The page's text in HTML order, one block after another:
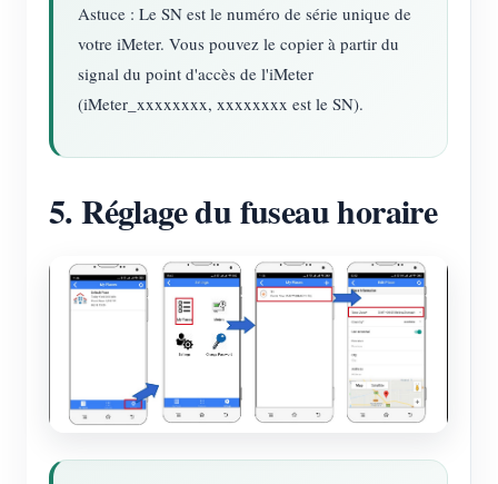
Astuce : Le SN est le numéro de série unique de
votre iMeter. Vous pouvez le copier à partir du
signal du point d'accès de l'iMeter
(iMeter_xxxxxxxx, xxxxxxxx est le SN).
5. Réglage du fuseau horaire